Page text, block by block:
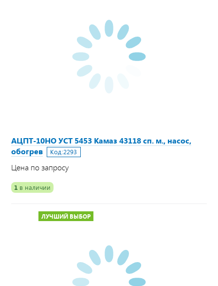
АЦПТ-10НО УСТ 5453 Камаз 43118 сп. м., насос,
обогрев
Код:2293
Цена по запросу
1 в наличии
ЛУЧШИЙ ВЫБОР